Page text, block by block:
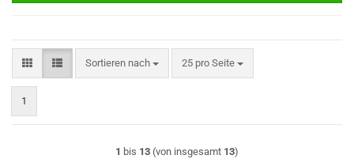
Sortieren nach
Sortieren nach 25 pro Seite
pro Seite
1
1 bis 13 (von insgesamt 13)